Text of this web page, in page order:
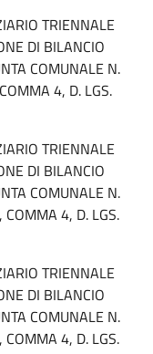
TRIENNALE
DI BILANCIO
COMUNALE N.
4, D. LGS.
TRIENNALE
DI BILANCIO
COMUNALE N.
4, D. LGS.
TRIENNALE
DI BILANCIO
COMUNALE N.
4, D. LGS.